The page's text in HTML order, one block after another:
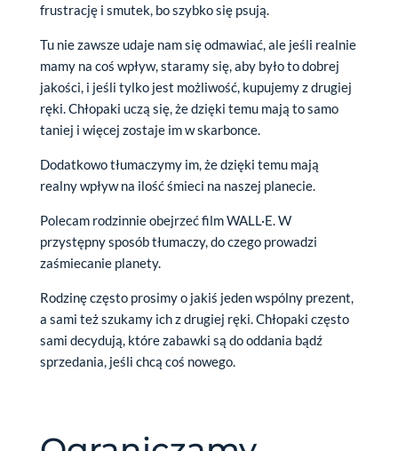
frustrację i smutek, bo szybko się psują.
Tu nie zawsze udaje nam się odmawiać, ale jeśli realnie
mamy na coś wpływ, staramy się, aby było to dobrej
jakości, i jeśli tylko jest możliwość, kupujemy z drugiej
ręki. Chłopaki uczą się, że dzięki temu mają to samo
taniej i więcej zostaje im w skarbonce.
Dodatkowo tłumaczymy im, że dzięki temu mają
realny wpływ na ilość śmieci na naszej planecie.
Polecam rodzinnie obejrzeć film WALL·E. W
przystępny sposób tłumaczy, do czego prowadzi
zaśmiecanie planety.
Rodzinę często prosimy o jakiś jeden wspólny prezent,
a sami też szukamy ich z drugiej ręki. Chłopaki często
sami decydują, które zabawki są do oddania bądź
sprzedania, jeśli chcą coś nowego.